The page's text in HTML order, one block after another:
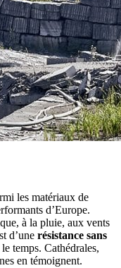
les matériaux de
d’Europe.
à la pluie, aux vents
d’une résistance sans
temps. Cathédrales,
en témoignent.